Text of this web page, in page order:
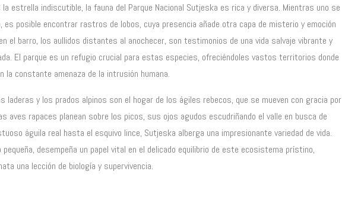
la estrella indiscutible, la fauna del Parque Nacional Sutjeska es rica y diversa. Mientras uno se
es posible encontrar rastros de lobos, cuya presencia añade otra capa de misterio y emoción
el barro, los aullidos distantes al anochecer, son testimonios de una vida salvaje vibrante y
El parque es un refugio crucial para estas especies, ofreciéndoles vastos territorios donde
la constante amenaza de la intrusión humana.
laderas y los prados alpinos son el hogar de los ágiles rebecos, que se mueven con gracia por
aves rapaces planean sobre los picos, sus ojos agudos escudriñando el valle en busca de
águila real hasta el esquivo lince, Sutjeska alberga una impresionante variedad de vida.
pequeña, desempeña un papel vital en el delicado equilibrio de este ecosistema prístino,
una lección de biología y supervivencia.